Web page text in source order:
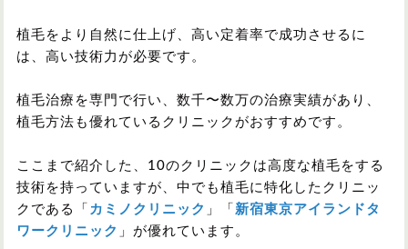
植毛をより自然に仕上げ、高い定着率で成功させるに
は、高い技術力が必要です。
植毛治療を専門で行い、数千〜数万の治療実績があり、
植毛方法も優れているクリニックがおすすめです。
ここまで紹介した、10のクリニックは高度な植毛をする
技術を持っていますが、中でも植毛に特化したクリニッ
クである「 カミノクリニック 」「 新宿東京アイランドタ
ワークリニック 」が優れています。